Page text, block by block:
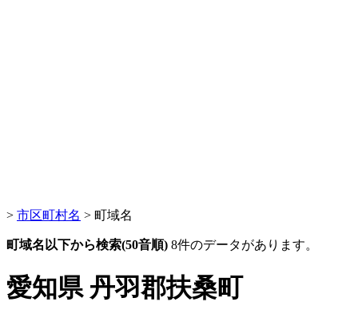
> 市区町村名 > 町域名
町域名以下から検索(50音順) 8件のデータがあります。
愛知県 丹羽郡扶桑町